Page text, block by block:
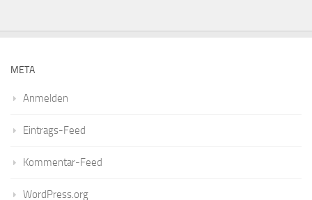
META
Anmelden
Eintrags-Feed
Kommentar-Feed
WordPress.org